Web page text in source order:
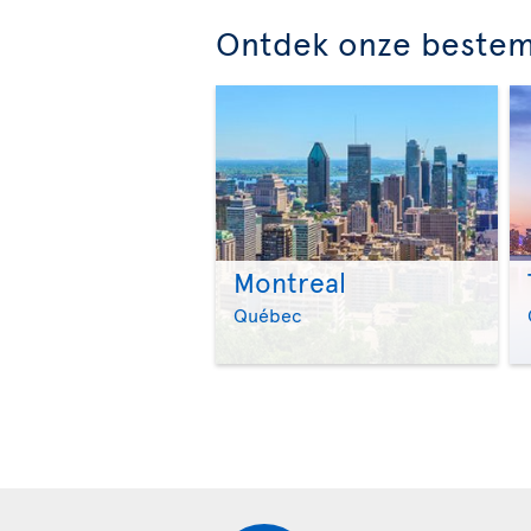
Ontdek onze
Montreal
Québec